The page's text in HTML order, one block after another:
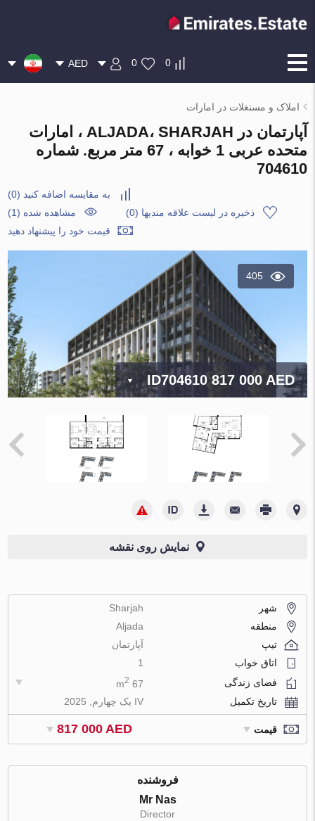
0
0
AED
املاک و مستغلات در امارات
آپارتمان در ALJADA، SHARJAH ، امارات
متحده عربی 1 خوابه ، 67 متر مربع. شماره
704610
به مقایسه اضافه کنید (
0
)
ذخیره در لیست علاقه مندیها (
0
)
مشاهده شده (1)
قیمت خود را پیشنهاد دهید
405
ID704610817 000 AED
نمایش روی نقشه
شهر
Sharjah
منطقه
Aljada
تیپ
آپارتمان
اتاق خواب
1
فضای زندگی
67 m
2
تاریخ تکمیل IV یک چهارم, 2025
قیمت 817 000 AED
فروشنده
Mr Nas
Director